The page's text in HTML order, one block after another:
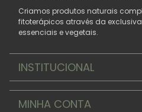
Criamos produtos naturais
fitoterápicos através da
essenciais e vegetais.
INSTITUCIONAL
MINHA CONTA